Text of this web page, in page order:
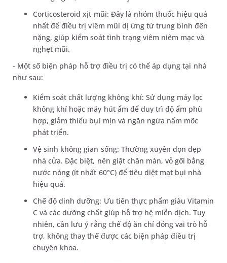
Corticosteroid xịt mũi: Đây là nhóm thuốc hiệu quả
nhất để điều trị viêm mũi dị ứng từ trung bình đến
nặng, giúp kiểm soát tình trạng viêm niêm mạc và
nghẹt mũi.
- Một số biện pháp hỗ trợ điều trị có thể áp dụng tại nhà
như sau:
Kiểm soát chất lượng không khí: Sử dụng máy lọc
không khí hoặc máy hút ẩm để duy trì độ ẩm phù
hợp, giảm thiểu bụi mịn và ngăn ngừa nấm mốc
phát triển.
Vệ sinh không gian sống: Thường xuyên dọn dẹp
nhà cửa. Đặc biệt, nên giặt chăn màn, vỏ gối bằng
nước nóng (ít nhất 60°C) để tiêu diệt mạt bụi nhà
hiệu quả.
Chế độ dinh dưỡng: Ưu tiên thực phẩm giàu Vitamin
C và các dưỡng chất giúp hỗ trợ hệ miễn dịch. Tuy
nhiên, cần lưu ý rằng chế độ ăn chỉ đóng vai trò hỗ
trợ, không thay thế được các biện pháp điều trị
chuyên khoa.